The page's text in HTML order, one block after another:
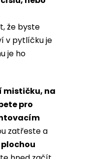
že byste
v pytlíčku je
je ho
mističku, na
pro
zatřeste a